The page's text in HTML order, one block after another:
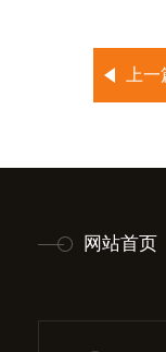
上
网站首页